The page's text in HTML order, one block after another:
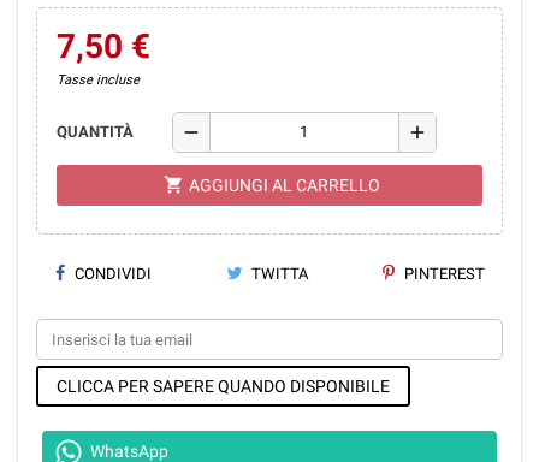
7,50 €
Tasse incluse
QUANTITÀ remove add
shopping_cart AGGIUNGI AL CARRELLO
CONDIVIDI TWITTA PINTEREST
CLICCA PER SAPERE QUANDO DISPONIBILE
WhatsApp